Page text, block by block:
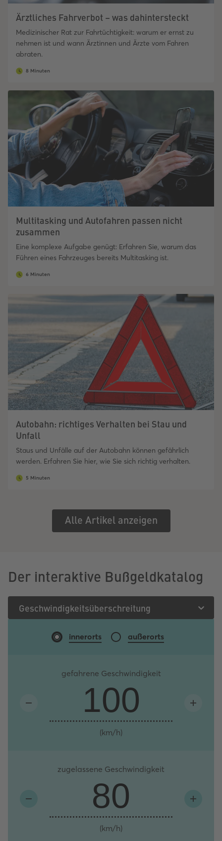
Ärztliches Fahrverbot – was dahintersteckt
Medizinischer Rat zur Fahrtüchtigkeit: warum er ernst zu
nehmen ist und wann Ärztinnen und Ärzte vom Fahren
abraten.
8 Minuten
Multitasking und Autofahren passen nicht
zusammen
Eine komplexe Aufgabe genügt: Erfahren Sie, warum das
Führen eines Fahrzeuges bereits Multitasking ist.
6 Minuten
Autobahn: richtiges Verhalten bei Stau und
Unfall
Staus und Unfälle auf der Autobahn können gefährlich
werden. Erfahren Sie hier, wie Sie sich richtig verhalten.
5 Minuten
Alle Artikel anzeigen
Der interaktive Bußgeldkatalog
Geschwindigkeitsüberschreitung
Geschwindigkeitsbereich
innerorts außerorts
gefahrene Geschwindigkeit
(km/h)
zugelassene Geschwindigkeit
(km/h)